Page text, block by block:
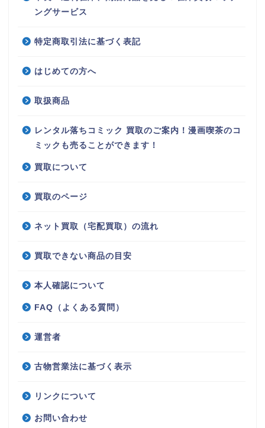
ングサービス
特定商取引法に基づく表記
はじめての方へ
取扱商品
レンタル落ちコミック 買取のご案内！漫画喫茶のコ
ミックも売ることができます！
買取について
買取のページ
ネット買取（宅配買取）の流れ
買取できない商品の目安
本人確認について
FAQ（よくある質問）
運営者
古物営業法に基づく表示
リンクについて
お問い合わせ